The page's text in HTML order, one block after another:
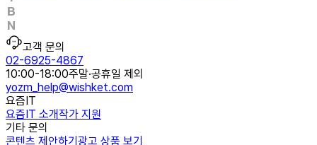
고객 문의
02-6925-4867
10:00-18:00주말·공휴일 제외
yozm_help@wishket.com
요즘IT
요즘IT 소개작가 지원
기타 문의
콘텐츠 제안하기 광고 상품 보기